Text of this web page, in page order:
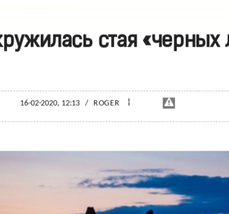
стая «черных
16-02-2020, 12:13 / ROGER ¦